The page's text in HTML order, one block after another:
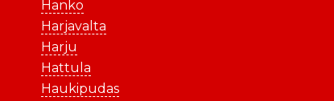
Hanko
Harjavalta
Harju
Hattula
Haukipudas